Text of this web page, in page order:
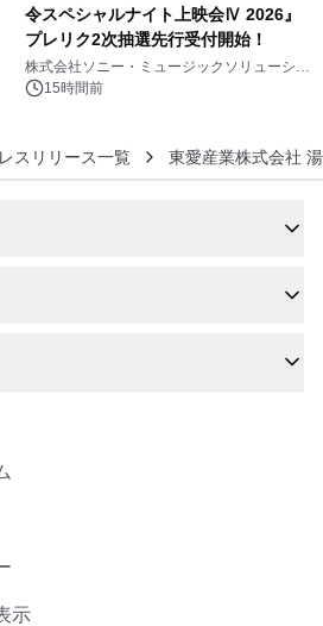
令スペシャルナイト上映会Ⅳ 2026』
プレリク2次抽選先行受付開始！
株式会社ソニー・ミュージックソリューショ
ンズ15時間前
スリリース一覧 東愛産業株式会社
示